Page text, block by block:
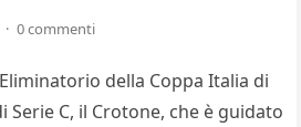
· 0 commenti
della Coppa Italia di
Serie C, il Crotone, che è guidato